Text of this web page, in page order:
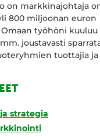
on markkinajohtaja
800 miljoonan euron
työhöni
joustavasti
tuottajia ja
strategia